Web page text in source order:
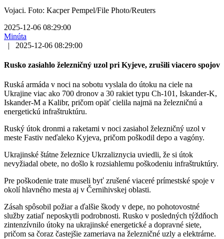
Vojaci. Foto: Kacper Pempel/File Photo/Reuters
2025-12-06 08:29:00
Minúta
|
2025-12-06 08:29:00
Rusko zasiahlo železničný uzol pri Kyjeve, zrušili viacero spojov
Ruská armáda v noci na sobotu vyslala do útoku na ciele na
Ukrajine viac ako 700 dronov a 30 rakiet typu Ch-101, Iskander-K,
Iskander-M a Kalibr, pričom opäť cielila najmä na železničnú a
energetickú infraštruktúru.
Ruský útok dronmi a raketami v noci zasiahol železničný uzol v
meste Fastiv neďaleko Kyjeva, pričom poškodil depo a vagóny.
Ukrajinské štátne železnice Ukrzaliznycia uviedli, že si útok
nevyžiadal obete, no došlo k rozsiahlemu poškodeniu infraštruktúry.
Pre poškodenie trate museli byť zrušené viaceré prímestské spoje v
okolí hlavného mesta aj v Černihivskej oblasti.
Zásah spôsobil požiar a ďalšie škody v depe, no pohotovostné
služby zatiaľ neposkytli podrobnosti. Rusko v posledných týždňoch
zintenzívnilo útoky na ukrajinské energetické a dopravné siete,
pričom sa čoraz častejšie zameriava na železničné uzly a elektrárne.